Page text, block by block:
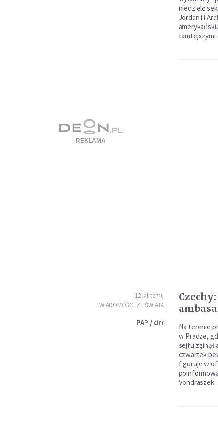
niedzielę
Jordanii i
tamtejszymi
12 lat temu
WIADOMOŚCI ZE ŚWIATA
PAP / drr
Na terenie
w Pradze,
sejfu zginął
czwartek
figuruje w
Vondraszek.